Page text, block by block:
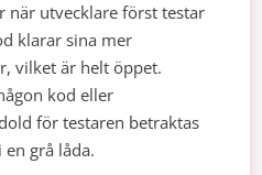
när utvecklare först testar
klarar sina mer
vilket är helt öppet.
kod eller
för testaren betraktas
grå låda.